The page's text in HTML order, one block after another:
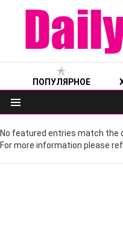
ПОПУЛЯРНОЕ
Меню
No featured entries match the
For more information please